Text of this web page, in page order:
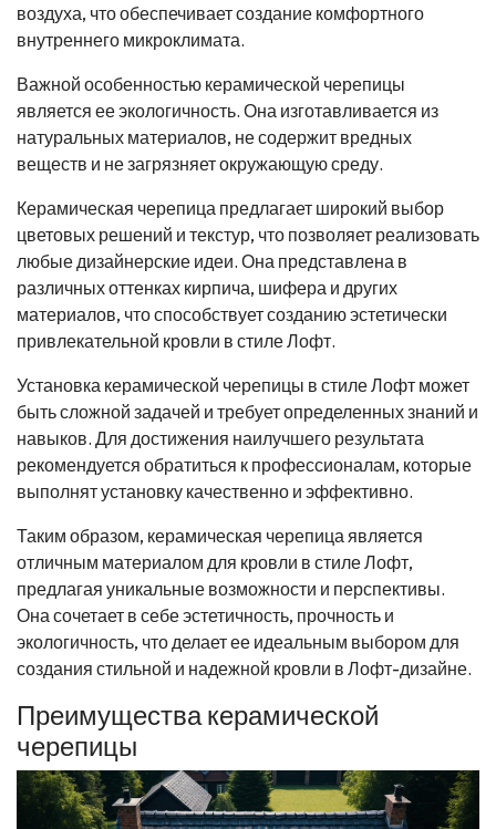
воздуха, что обеспечивает создание комфортного
внутреннего микроклимата.
Важной особенностью керамической черепицы
является ее экологичность. Она изготавливается из
натуральных материалов, не содержит вредных
веществ и не загрязняет окружающую среду.
Керамическая черепица предлагает широкий выбор
цветовых решений и текстур, что позволяет реализовать
любые дизайнерские идеи. Она представлена в
различных оттенках кирпича, шифера и других
материалов, что способствует созданию эстетически
привлекательной кровли в стиле Лофт.
Установка керамической черепицы в стиле Лофт может
быть сложной задачей и требует определенных знаний и
навыков. Для достижения наилучшего результата
рекомендуется обратиться к профессионалам, которые
выполнят установку качественно и эффективно.
Таким образом, керамическая черепица является
отличным материалом для кровли в стиле Лофт,
предлагая уникальные возможности и перспективы.
Она сочетает в себе эстетичность, прочность и
экологичность, что делает ее идеальным выбором для
создания стильной и надежной кровли в Лофт-дизайне.
Преимущества керамической
черепицы